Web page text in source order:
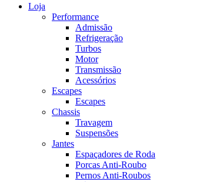
Loja
Performance
Admissão
Refrigeração
Turbos
Motor
Transmissão
Acessórios
Escapes
Escapes
Chassis
Travagem
Suspensões
Jantes
Espaçadores de Roda
Porcas Anti-Roubo
Pernos Anti-Roubos